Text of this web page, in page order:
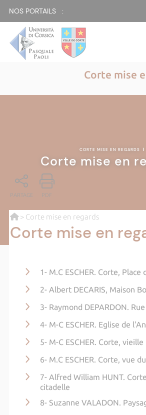
NOS PORTAILS :
Corte mise
CORTE MISE EN REGARDS |
Corte mise en
PARTAGE PDF
> Corte mise en regards
Corte mise en
1- M.C ESCHER. Corte, Place
2- Albert DECARIS, Maison
3- Raymond DEPARDON.
4- M-C ESCHER. Eglise de
5- M-C ESCHER. Corte, vieille
6- M.C ESCHER. Corte, vue
7- Alfred William HUNT.
citadelle
8- Suzanne VALADON.